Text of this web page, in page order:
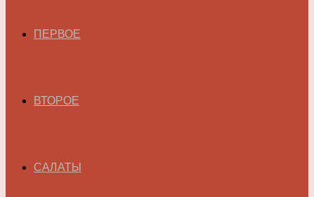
ПЕРВОЕ
ВТОРОЕ
САЛАТЫ